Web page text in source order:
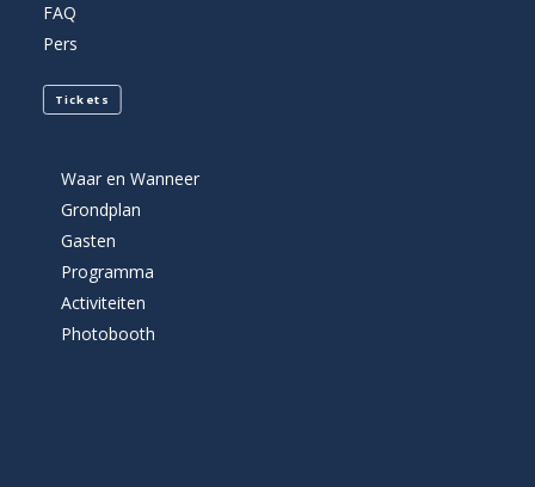
FAQ
Pers
Tickets
Waar en Wanneer
Grondplan
Gasten
Programma
Activiteiten
Photobooth